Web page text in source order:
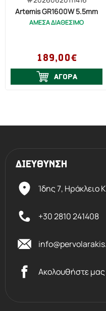
Artemis GR1600W 5.5mm
ΑΜΕΣΑ ΔΙΑΘΕΣΙΜΟ
189,00€
ΑΓΟΡΑ
ΔΙΕΥΘΥΝΣΗ
Ίδης 7, Ηράκλειο
+30 2810 241408
Ακολουθήστε